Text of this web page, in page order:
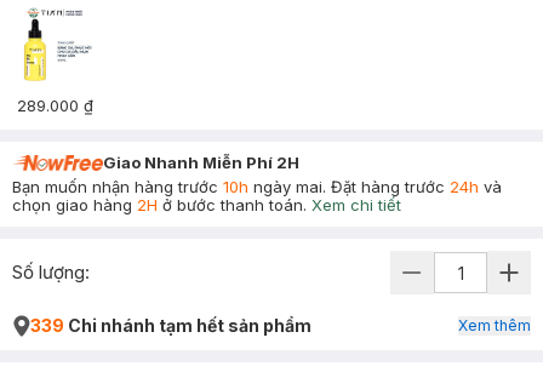
289.000 ₫
Giao Nhanh Miễn Phí 2H
Bạn muốn nhận hàng trước 10h ngày mai. Đặt hàng trước 24h và
chọn giao hàng 2H ở bước thanh toán. Xem chi tiết
Số lượng:
339 Chi nhánh tạm hết sản phẩm Xem thêm